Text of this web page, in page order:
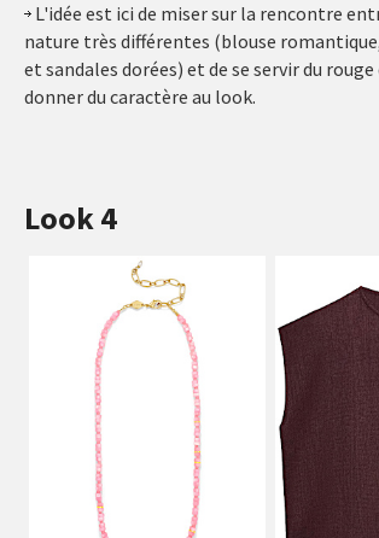
L'idée est ici de miser sur la rencontre
nature très différentes (blouse
et sandales dorées) et de se servir du rouge
donner du caractère au look.
Look 4